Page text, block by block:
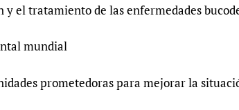
y el tratamiento de las enfermedades
mundial
prometedoras para mejorar la